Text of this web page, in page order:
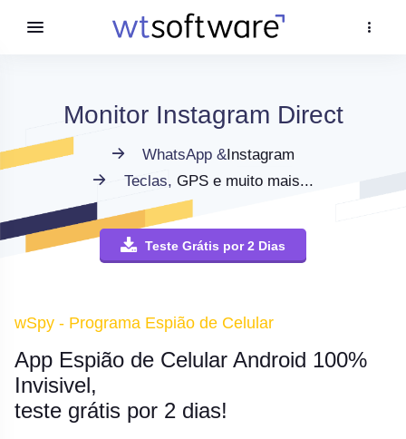
Monitor Instagram Direct
WhatsApp &Instagram
Teclas, GPS e muito mais...
Teste Grátis por 2 Dias
wSpy - Programa Espião de Celular
App Espião de Celular Android 100%
Invisivel,
teste grátis por 2 dias!